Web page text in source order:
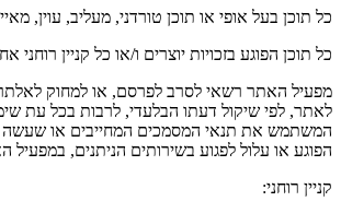
כל תוכן בעל אופי או תוכן טורדני, מעליב, עוין,
כל תוכן הפוגע בזכויות יוצרים ו/או כל קניין רוחני
מפעיל האתר רשאי לסרב לפרסם, או למחוק
לאתר, לפי שיקול דעתו הבלעדי, לרבות בכל עת
המשתמש את תנאי המסמכים המחייבים או
הפוגע או עלול לפגוע בשירותים הניתנים, במפעיל
קניין רוחני: